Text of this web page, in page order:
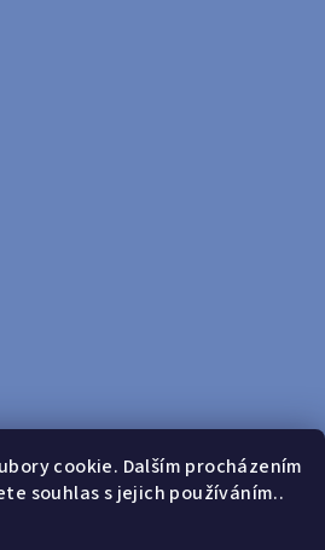
cookie. Dalším procházením
souhlas s jejich používáním..
Instagramu